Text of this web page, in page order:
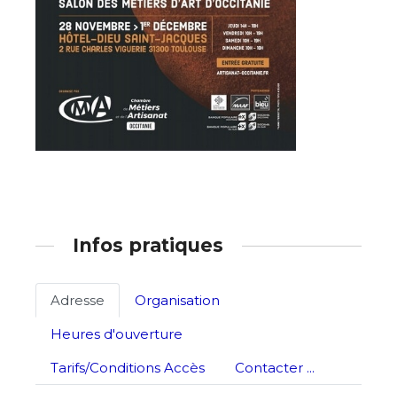
Prénom
* Champ obligatoire
Prénom
Statut / Organisation
J'accepte lestermes et conditions
Infos pratiques
Adresse
Organisation
Heures d'ouverture
Tarifs/Conditions Accès
Contacter ...